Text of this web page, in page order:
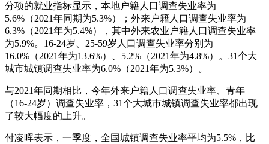
分项的就业指标显示，本地户籍人口调查失业率为
5.6%（2021年同期为5.3%）；外来户籍人口调查失业率为
6.3%（2021年为5.4%），其中外来农业户籍人口调查失业率
为5.9%。16-24岁、25-59岁人口调查失业率分别为
16.0%（2021年为13.6%）、5.2%（2021年为4.8%）。31个大
城市城镇调查失业率为6.0%（2021年为5.3%）。
与2021年同期相比，今年外来户籍人口调查失业率、青年
（16-24岁）调查失业率，31个大城市城镇调查失业率都出现
了较大幅度的上升。
付凌晖表示，一季度，全国城镇调查失业率平均为5.5%，比